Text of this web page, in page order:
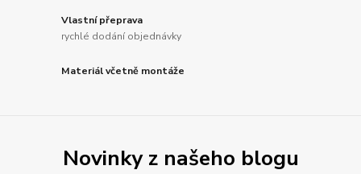
Vlastní přeprava
rychlé dodání objednávky
Materiál včetně montáže
Novinky z našeho blogu